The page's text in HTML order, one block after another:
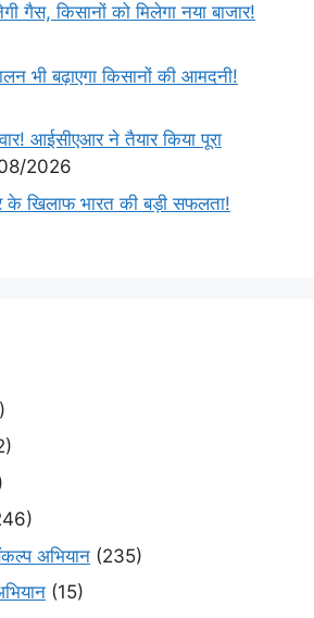
गैस, किसानों को मिलेगा नया बाजार!
भी बढ़ाएगा किसानों की आमदनी!
आईसीएआर ने तैयार किया पूरा
2026
के खिलाफ भारत की बड़ी सफलता!
अभियान (235)
(15)